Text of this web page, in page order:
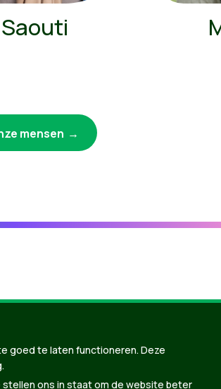
mensen
goed te laten functioneren. Deze
ons in staat om de website beter